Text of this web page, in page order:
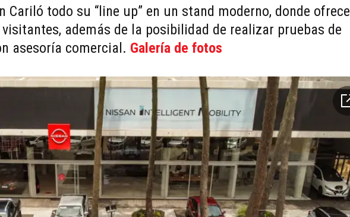
Cariló todo su “line up” en un stand moderno, donde ofrece
además de la posibilidad de realizar pruebas de
asesoría comercial. Galería de fotos